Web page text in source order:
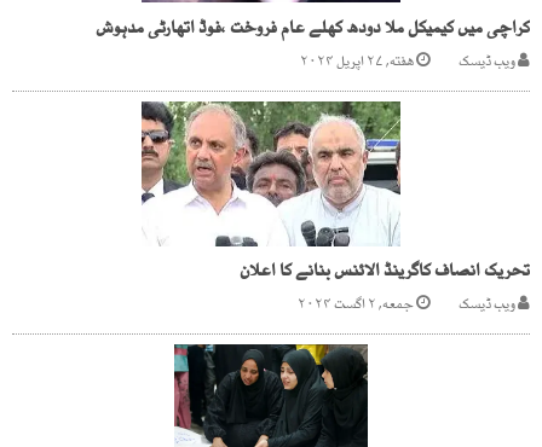
کراچی میں کیمیکل ملا دودھ کھلے عام فروخت ،فوڈ اتھارٹی مدہوش
ویب ڈیسک هفته, ۲۷ اپریل ۲۰۲۴
تحریک انصاف کاگرینڈ الائنس بنانے کا اعلان
ویب ڈیسک جمعه, ۲ اگست ۲۰۲۴